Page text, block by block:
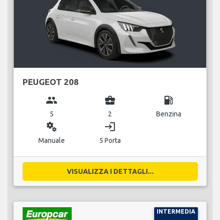
PEUGEOT 208
group
5
business_center
2
local_gas_station
Benzina
miscellaneous_services
Manuale
login
5 Porta
VISUALIZZA I DETTAGLI...
INTERMEDIA